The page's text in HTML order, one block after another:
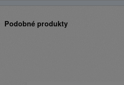
Podobné produkty